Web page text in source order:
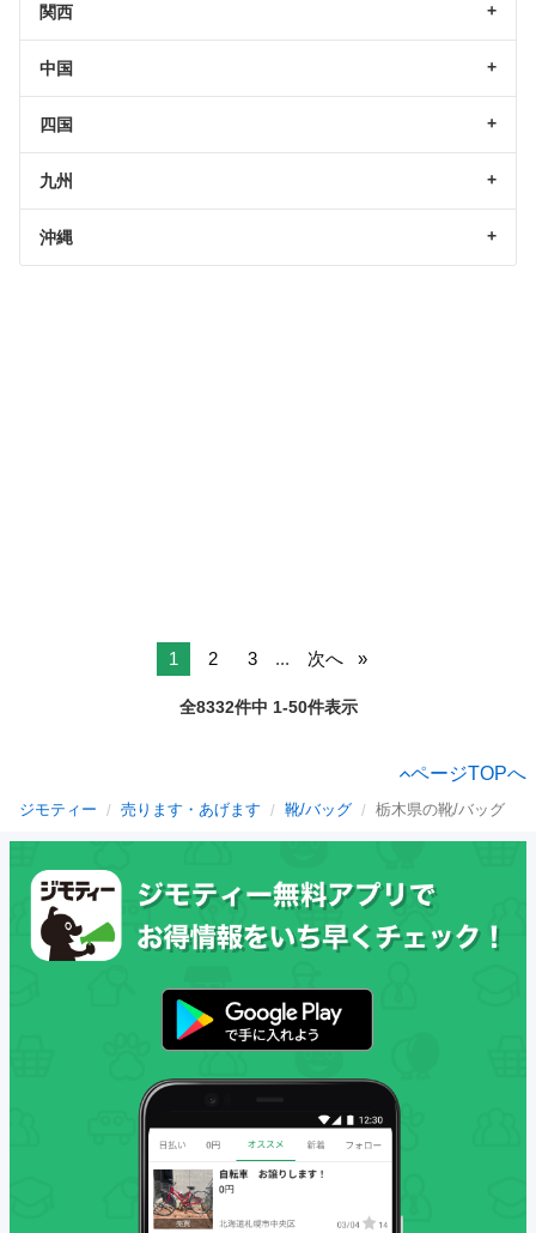
関西
中国
四国
九州
沖縄
1 2 3 ... 次へ
全8332件中 1-50件表示
ページTOPへ
ジモティー 売ります・あげます 靴/バッグ 栃木県の靴/バッグ